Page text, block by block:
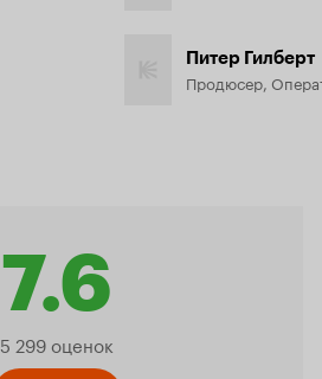
Питер Гилберт
Продюсер,
7.6
Рейтинг
5 299 оценок